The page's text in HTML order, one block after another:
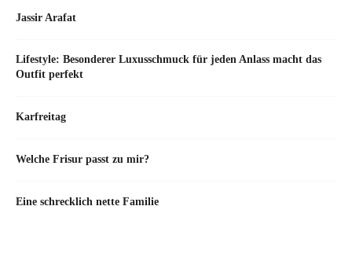
Jassir Arafat
Lifestyle: Besonderer Luxusschmuck für jeden Anlass macht das
Outfit perfekt
Karfreitag
Welche Frisur passt zu mir?
Eine schrecklich nette Familie